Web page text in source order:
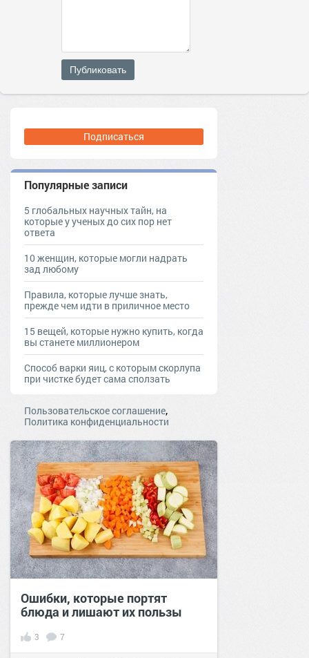
Публиковать
Подписаться
Популярные записи
5 глобальных научных тайн, на
которые у ученых до сих пор нет
ответа
10 женщин, которые могли надрать
зад любому
Правила, которые лучше знать,
прежде чем идти в приличное место
15 вещей, которые нужно купить, когда
вы станете миллионером
Способ варки яиц, с которым скорлупа
при чистке будет сама сползать
Пользовательское соглашение,
Политика конфиденциальности
Ошибки, которые портят
блюда и лишают их пользы
3 7